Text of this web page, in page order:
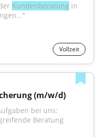
Kundenberatung in
Vollzeit
(m/w/d)
bei uns:
Beratung